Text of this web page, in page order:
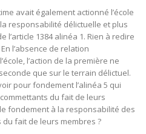
avait également actionné l’école
responsabilité délictuelle et plus
1384 alinéa 1. Rien à redire
l’absence de relation
l’action de la première ne
que sur le terrain délictuel.
pour fondement l’alinéa 5 qui
du fait de leurs
fondement à la responsabilité des
fait de leurs membres ?